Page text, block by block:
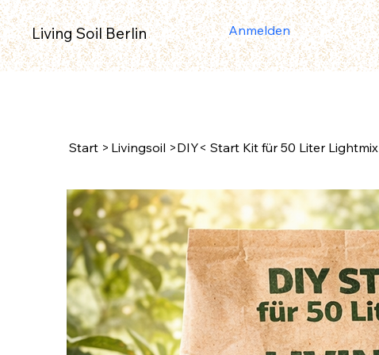
Living Soil Berlin Anmelden
Start > Livingsoil >DIY< Start Kit für 50 Liter Lightmix